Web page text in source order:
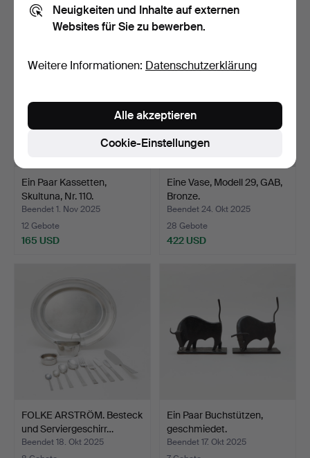
421 USD 69 USD
Ein Paar Kassetten,
Skultuna, Nr. 110.
Beendet 1. Nov 2025
12 Gebote
165 USD
Eine Vase, Modell 29, GAB,
Bronze.
Beendet 24. Okt 2025
28 Gebote
422 USD
FOLKE ARSTRÖM. Besteck
und Serviergeschirr…
Beendet 18. Okt 2025
Ein Paar Buchstützen,
geschmiedet.
Beendet 17. Okt 2025
Neuigkeiten und Inhalte auf externen
Websites für Sie zu bewerben.
Weitere Informationen: Datenschutzerklärung
Cookie-Einstellungen
Alle akzeptieren